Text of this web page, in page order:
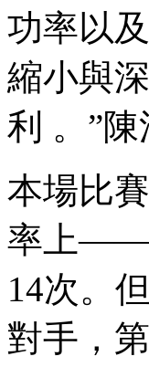
功率以
縮小與
利 。”陳洋
本場比賽
率上——
14次
對手